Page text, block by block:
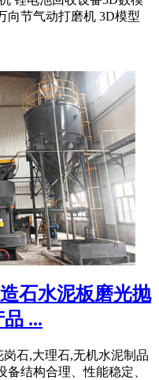
向节气动打磨机 3D模型
石水泥板磨光抛
...
石,大理石,无机水泥制品
结构合理、性能稳定、